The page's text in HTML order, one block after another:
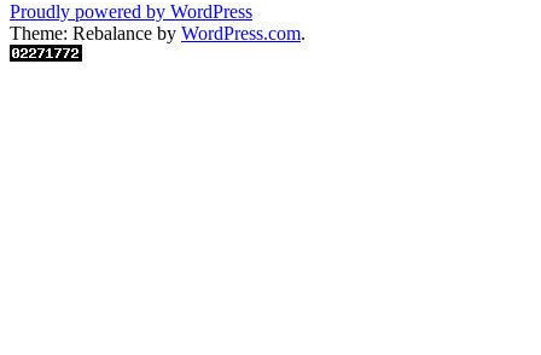
Proudly powered by WordPress
Theme: Rebalance by WordPress.com.